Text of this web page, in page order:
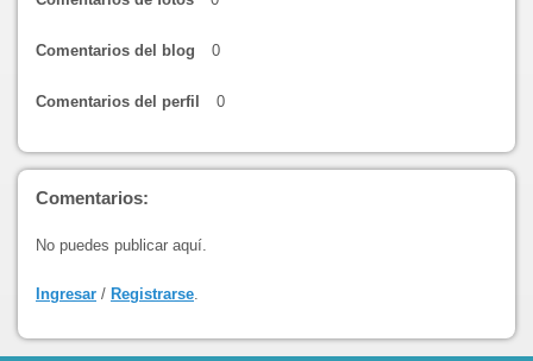
Comentarios del blog 0
Comentarios del perfil 0
Comentarios:
No puedes publicar aquí.
Ingresar / Registrarse.